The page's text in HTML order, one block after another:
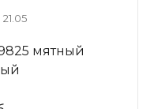
мятный